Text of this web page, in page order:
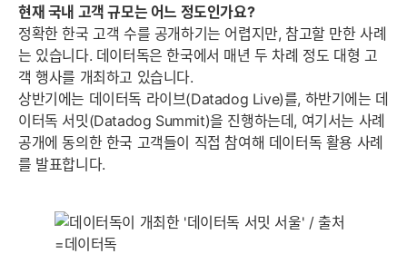
현재 국내 고객 규모는 어느 정도인가요?
정확한 한국 고객 수를 공개하기는 어렵지만, 참고할 만한 사례
는 있습니다. 데이터독은 한국에서 매년 두 차례 정도 대형 고
객 행사를 개최하고 있습니다.
상반기에는 데이터독 라이브(Datadog Live)를, 하반기에는 데
이터독 서밋(Datadog Summit)을 진행하는데, 여기서는 사례
공개에 동의한 한국 고객들이 직접 참여해 데이터독 활용 사례
를 발표합니다.